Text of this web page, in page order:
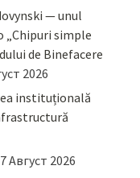
— unul
simple
de Binefacere
2026
instituțională
7 Август 2026